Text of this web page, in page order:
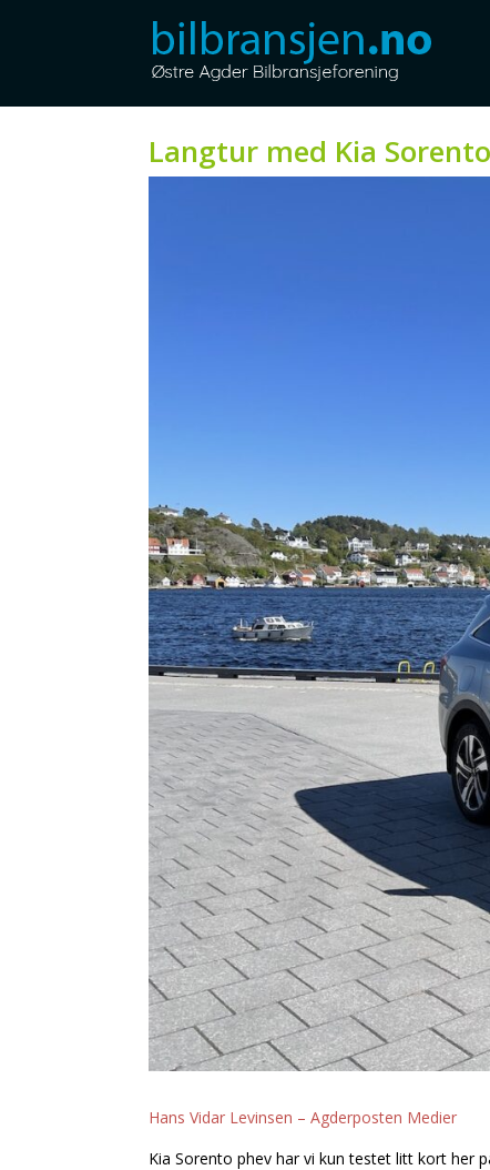
Langtur med Kia Sorento
Hans Vidar Levinsen – Agderposten Medier
Kia Sorento phev har vi kun testet litt kort her